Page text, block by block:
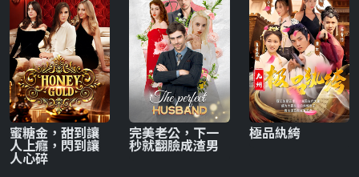
蜜糖金，甜到讓
人上癮，閃到讓
人心碎
完美老公，下一
秒就翻臉成渣男
極品紈絝